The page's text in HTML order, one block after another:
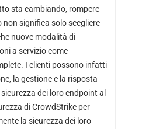
sta cambiando, rompere
non significa solo scegliere
nuove modalità di
a servizio come
I clienti possono infatti
la gestione e la risposta
dei loro endpoint al
di CrowdStrike per
la sicurezza dei loro